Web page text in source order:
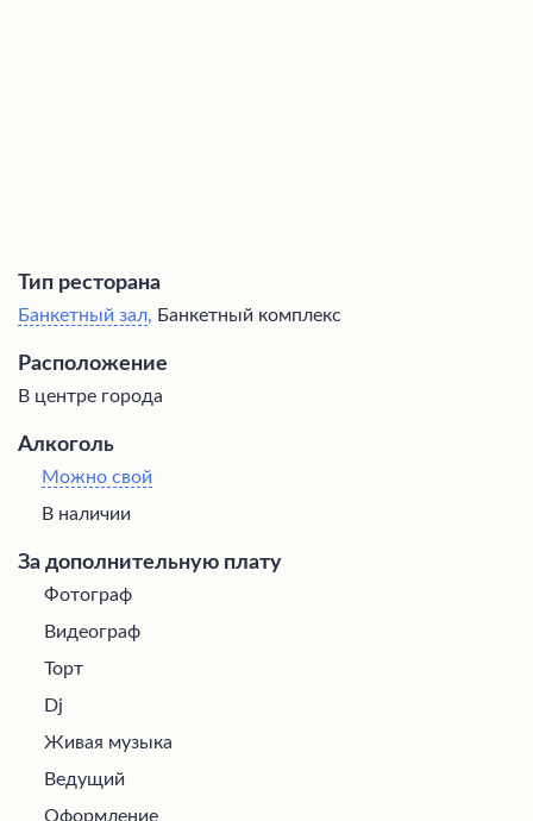
Тип ресторана
Банкетный зал, Банкетный комплекс
Расположение
В центре города
Алкоголь
Можно свой
В наличии
За дополнительную плату
Фотограф
Видеограф
Торт
Dj
Живая музыка
Ведущий
Оформление